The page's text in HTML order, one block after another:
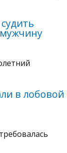
в лобовой